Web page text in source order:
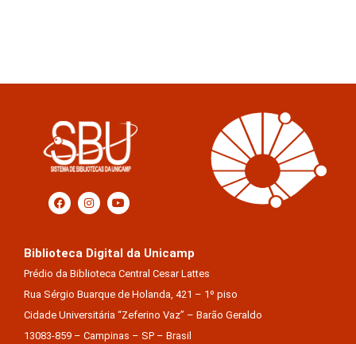
Biblioteca Digital da Unicamp
Prédio da Biblioteca Central Cesar Lattes
Rua Sérgio Buarque de Holanda, 421 – 1º piso
Cidade Universitária “Zeferino Vaz” – Barão Geraldo
13083-859 – Campinas – SP – Brasil